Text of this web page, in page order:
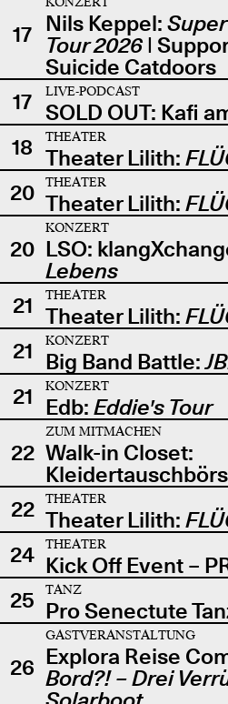
17 Nils Keppel:
Tour 2026|
Suicide Catdoors
17
LIVE-PODCAST
SOLD OUT: Kafi
18
THEATER
Theater Lilith:
20
THEATER
Theater Lilith:
20
KONZERT
LSO:
Lebens
21
THEATER
Theater Lilith:
21
KONZERT
Big Band Battle:
21
KONZERT
Edb: Eddie's Tour
22
ZUM MITMACHEN
Walk-in Closet:
22
THEATER
Theater Lilith:
24
THEATER
Kick Off Event –
25
TANZ
Pro Senectute
26
GASTVERANSTALTUNG
Explora Reise
Bord?! – Drei